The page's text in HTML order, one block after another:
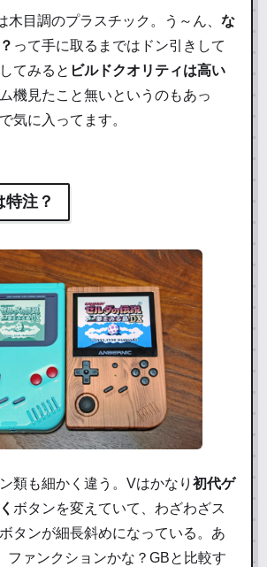
木目調のプラスチック。う～ん、 な
って手に取るまではドン引きして
てみると ビルドクオリティは高い
機見たこと無いというのもあっ
気に入ってます。
特注？
類も細かく違う。Vはかなり 初代ゲ
ボタンを変えていて、わざわざス
タンが細長斜めになっている。あ
ファンクションかな？GBと比較す